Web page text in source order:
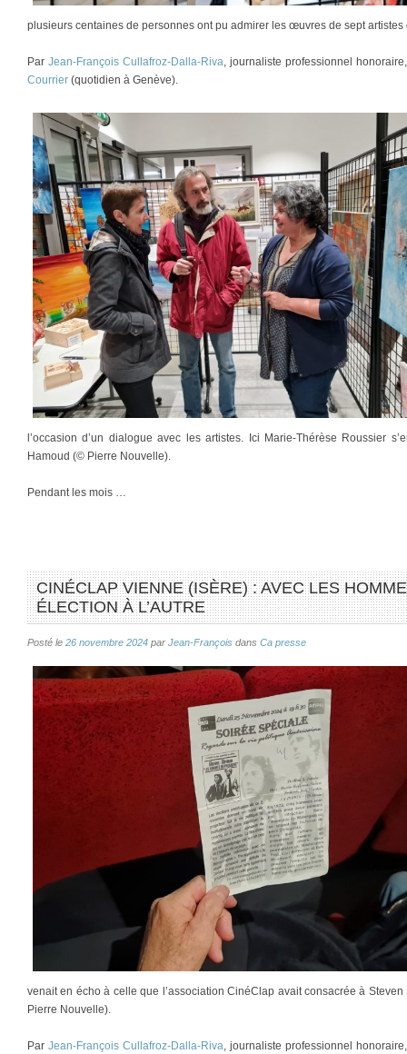
plusieurs centaines de personnes ont pu admirer les œuvres de sept
Par Jean-François Cullafroz-Dalla-Riva, journaliste professionnel
Courrier (quotidien à Genève).
l’occasion d’un dialogue avec les artistes. Ici Marie-Thérèse Roussier
Hamoud (© Pierre Nouvelle).
Pendant les mois …
CINÉCLAP VIENNE (ISÈRE) : AVEC LES
ÉLECTION À L’AUTRE
Posté le 26 novembre 2024 par Jean-François dans Ca presse
venait en écho à celle que l’association CinéClap avait consacrée à
Pierre Nouvelle).
Par Jean-François Cullafroz-Dalla-Riva, journaliste professionnel